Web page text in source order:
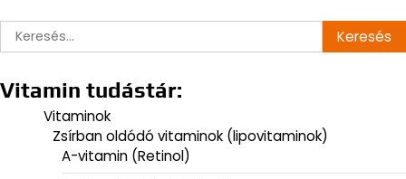
Vitamin tudástár:
Vitaminok
Zsírban oldódó vitaminok (lipovitaminok)
A-vitamin (Retinol)